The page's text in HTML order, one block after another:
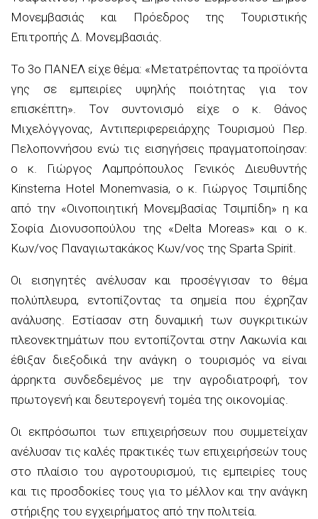
Μονεμβασιάς και Πρόεδρος της Τουριστικής
Επιτροπής Δ. Μονεμβασιάς.
Το 3ο ΠΑΝΕΛ είχε θέμα: «Μετατρέποντας τα προϊόντα
γης σε εμπειρίες υψηλής ποιότητας για τον
επισκέπτη». Τον συντονισμό είχε ο κ. Θάνος
Μιχελόγγονας, Αντιπεριφερειάρχης Τουρισμού Περ.
Πελοποννήσου ενώ τις εισηγήσεις πραγματοποίησαν:
ο κ. Γιώργος Λαμπρόπουλος Γενικός Διευθυντής
Kinsterna Hotel Monemvasia, ο κ. Γιώργος Τσιμπίδης
από την «Οινοποιητική Μονεμβασίας Τσιμπίδη» η κα
Σοφία Διονυσοπούλου της «Delta Moreas» και ο κ.
Κων/νος Παναγιωτακάκος Κων/νος της Sparta Spirit.
Οι εισηγητές ανέλυσαν και προσέγγισαν το θέμα
πολύπλευρα, εντοπίζοντας τα σημεία που έχρηζαν
ανάλυσης. Εστίασαν στη δυναμική των συγκριτικών
πλεονεκτημάτων που εντοπίζονται στην Λακωνία και
έθιξαν διεξοδικά την ανάγκη ο τουρισμός να είναι
άρρηκτα συνδεδεμένος με την αγροδιατροφή, τον
πρωτογενή και δευτερογενή τομέα της οικονομίας.
Οι εκπρόσωποι των επιχειρήσεων που συμμετείχαν
ανέλυσαν τις καλές πρακτικές των επιχειρήσεών τους
στο πλαίσιο του αγροτουρισμού, τις εμπειρίες τους
και τις προσδοκίες τους για το μέλλον και την ανάγκη
στήριξης του εγχειρήματος από την πολιτεία.